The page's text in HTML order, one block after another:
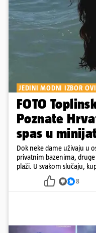
JEDINI MODNI IZBOR
FOTO
Poznate
spas u
Dok neke dame uživaju u
privatnim bazenima,
plaži. U svakom slučaju,
8